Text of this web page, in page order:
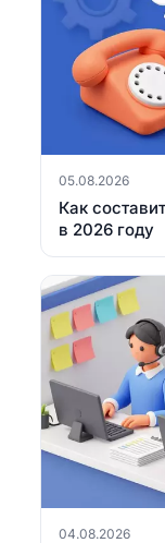
05.08.2026
Как
в 2026 году
04.08.2026